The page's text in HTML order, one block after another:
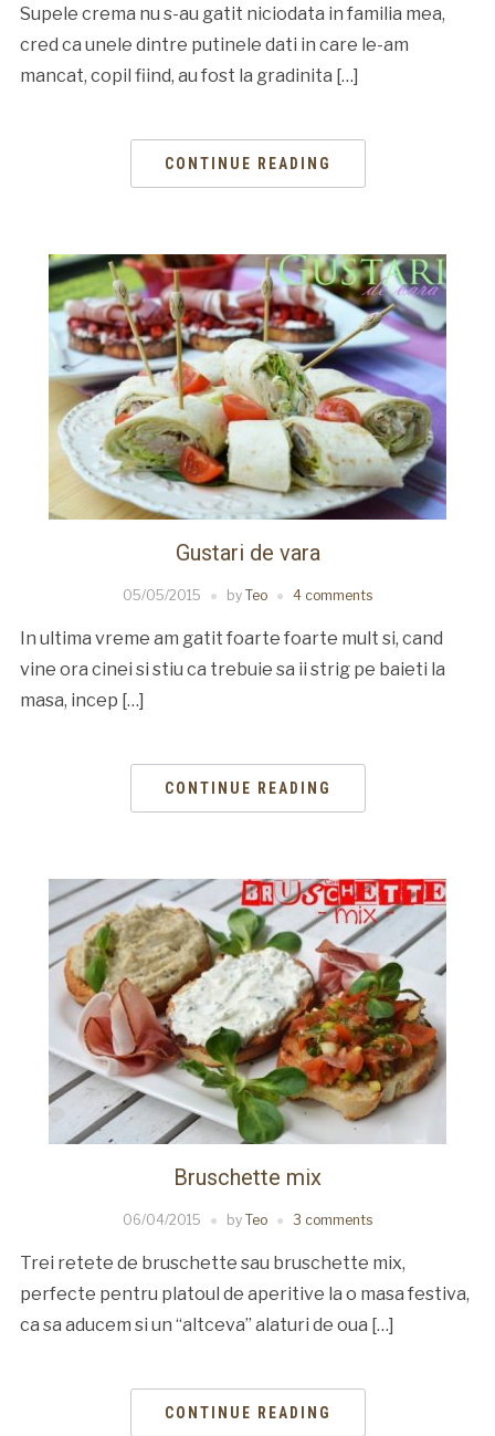
Supele crema nu s-au gatit niciodata in familia mea,
cred ca unele dintre putinele dati in care le-am
mancat, copil fiind, au fost la gradinita […]
CONTINUE READING
Gustari de vara
05/05/2015 by Teo 4 comments
In ultima vreme am gatit foarte foarte mult si, cand
vine ora cinei si stiu ca trebuie sa ii strig pe baieti la
masa, incep […]
CONTINUE READING
Bruschette mix
06/04/2015 by Teo 3 comments
Trei retete de bruschette sau bruschette mix,
perfecte pentru platoul de aperitive la o masa festiva,
ca sa aducem si un “altceva” alaturi de oua […]
CONTINUE READING